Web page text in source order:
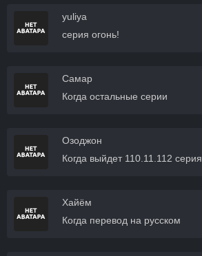
yuliya
серия огонь!
Самар
Когда остальные серии
Озоджон
Когда выйдет 110.11.112 серия
Хайём
Когда перевод на русском